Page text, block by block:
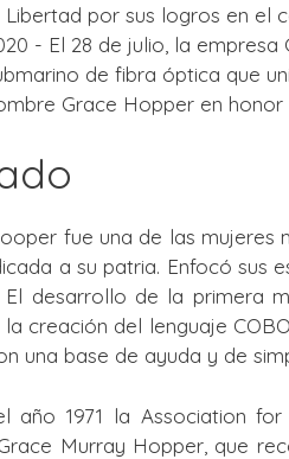
Libertad por sus logros en el
- El 28 de julio, la
de fibra óptica que
Grace Hopper en honor
fue una de las mujeres
a su patria. Enfocó sus
El desarrollo de la primera
creación del lenguaje
una base de ayuda y de
año 1971 la Association
Murray Hopper,​ que